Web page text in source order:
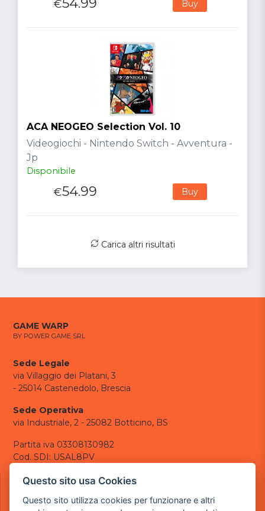
€ Buy
ACA NEOGEO Selection Vol. 10
Videogiochi - Nintendo Switch - Avventura -
Jp
Disponibile
€54.99 Buy
Carica altri risultati
GAME WARP
BY POWER GAME SRL
Sede Legale
via Villaggio dei Platani, 3
- 25014 Castenedolo, Brescia
Sede Operativa
via Industriale, 2 - 25082 Botticino, BS
Partita iva 03308130982
Cod. SDI: USAL8PV
CONTATTI
tel.: +39 030 376 2377
Questo sito usa Cookies
Questo sito utilizza cookies per funzionare e altri